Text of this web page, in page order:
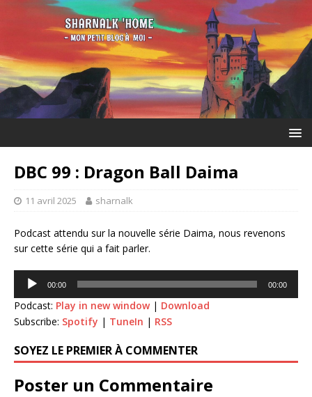
DBC 99 : Dragon Ball Daima
11 avril 2025 sharnalk
Podcast attendu sur la nouvelle série Daima, nous revenons
sur cette série qui a fait parler.
Lecteur
audio
00:00 00:00
Podcast: Play in new window| Download
Subscribe: Spotify | TuneIn | RSS
SOYEZ LE PREMIER À COMMENTER
Poster un Commentaire